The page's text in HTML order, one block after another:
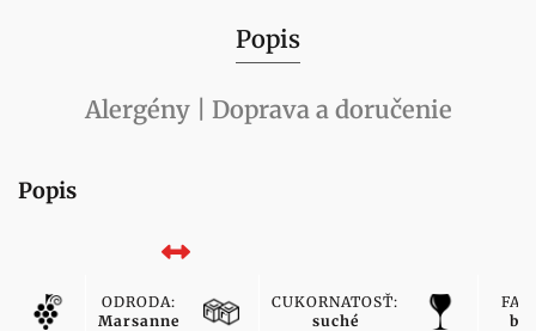
Popis
Alergény | Doprava a doručenie
Popis
ODRODA:
Marsanne
CUKORNATOSŤ:
suché